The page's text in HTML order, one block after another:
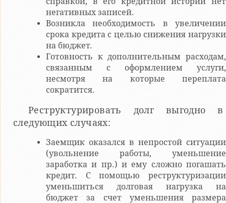
негативных записей.
Возникла необходимость в увеличении
срока кредита с целью снижения нагрузки
на бюджет.
Готовность к дополнительным расходам,
связанным с оформлением услуги,
несмотря на которые переплата
сократится.
Реструктурировать долг выгодно в
следующих случаях:
Заемщик оказался в непростой ситуации
(увольнение работы, уменьшение
заработка и пр.) и ему сложно погашать
кредит. С помощью реструктуризации
уменьшиться долговая нагрузка на
бюджет за счет уменьшения размера